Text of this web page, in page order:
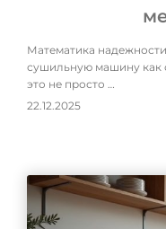
Математика
сушильную машину как
это не просто …
22.12.2025